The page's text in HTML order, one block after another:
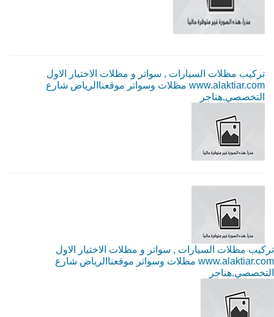
تركيب مظلات السيارات , سواتر و مظلات الاختيار الاول
www.alaktiar.com مظلات وسواتر موقعناالرياض شارع
التخصصي,هناجر
تركيب مظلات السيارات , سواتر و مظلات الاختيار الاول
www.alaktiar.com مظلات وسواتر موقعناالرياض شارع
التخصصي,هناجر